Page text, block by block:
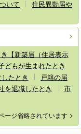
いて
住民異動届や
【新築届（住居表示
どもが生まれたとき
たとき
戸籍の届
を退職したとき
市
ージ省略されています